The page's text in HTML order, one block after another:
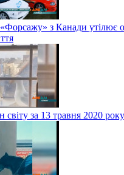
з Канади утілює
світу за 13 травня 2020 року